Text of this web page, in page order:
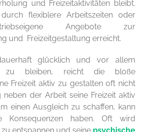
und Freizeitaktivitäten bleibt.
flexiblere Arbeitszeiten oder
Angebote zur
und Freizeitgestaltung erreicht.
glücklich und vor allem
zu bleiben, reicht die bloße
Freizeit aktiv zu gestalten oft nicht
neben der Arbeit seine Freizeit aktiv
einen Ausgleich zu schaffen, kann
Konsequenzen haben. Oft wird